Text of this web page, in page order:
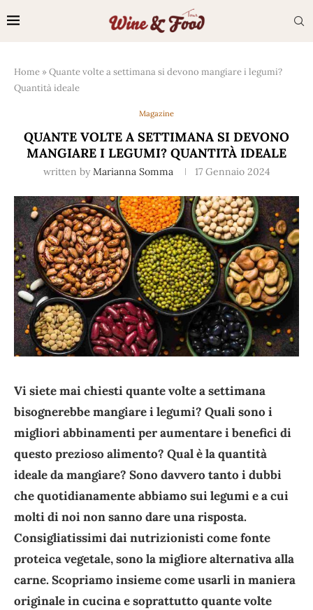
Home »Quante volte a settimana si devono mangiare i legumi?
Quantità ideale
Magazine
QUANTE VOLTE A SETTIMANA SI DEVONO
MANGIARE I LEGUMI? QUANTITÀ IDEALE
written by Marianna Somma 17 Gennaio 2024
Vi siete mai chiesti quante volte a settimana
bisognerebbe mangiare i legumi? Quali sono i
migliori abbinamenti per aumentare i benefici di
questo prezioso alimento? Qual è la quantità
ideale da mangiare? Sono davvero tanto i dubbi
che quotidianamente abbiamo sui legumi e a cui
molti di noi non sanno dare una risposta.
Consigliatissimi dai nutrizionisti come fonte
proteica vegetale, sono la migliore alternativa alla
carne. Scopriamo insieme come usarli in maniera
originale in cucina e soprattutto quante volte